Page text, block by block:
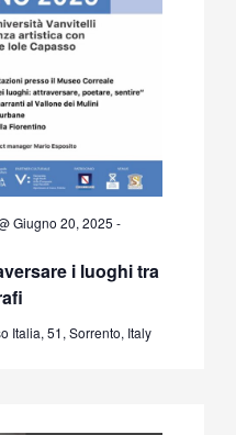
i luoghi tra
Giugno 20, 2025 -
Italia, 51, Sorrento, Italy